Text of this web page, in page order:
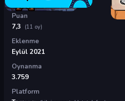
Puan
7,3
(11 oy)
Eklenme
Eylül 2021
Oynanma
3.759
Platform